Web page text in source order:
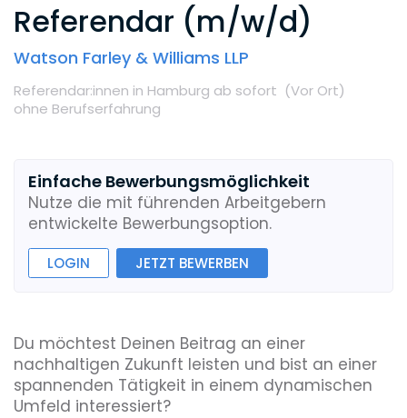
Referendar (m/w/d)
Watson Farley & Williams LLP
Referendar:innen in Hamburg ab sofort (Vor Ort)
ohne Berufserfahrung
Einfache Bewerbungsmöglichkeit
Nutze die mit führenden Arbeitgebern
entwickelte Bewerbungsoption.
LOGIN JETZT BEWERBEN
Du möchtest Deinen Beitrag an einer
nachhaltigen Zukunft leisten und bist an einer
spannenden Tätigkeit in einem dynamischen
Umfeld interessiert?